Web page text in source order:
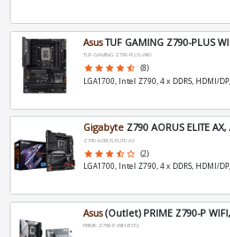
AsusTUF GAMING Z790-PLUS
TUF-GAMING-Z790-PLUS-WIFI
star star star star star_half (8)
LGA1700, Intel Z790, 4 x DDR5, HDMI/
Gigabyte Z790 AORUS ELITE
Z790-AORUS-ELITE-AX
star star star star_half star_border (2)
LGA1700, Intel Z790, 4 x DDR5, HDMI/
Asus(Outlet) PRIME Z790-P
PRIME-Z790-P-WIFI-BST2